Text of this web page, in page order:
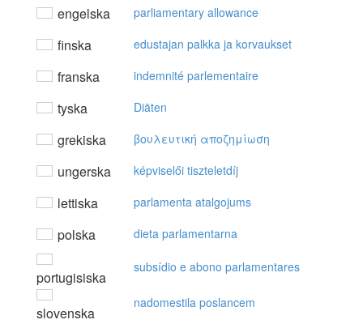
engelska parliamentary allowance
finska edustajan palkka ja korvaukset
franska indemnité parlementaire
tyska Diäten
grekiska βoυλευτική απoζημίωση
ungerska képviselői tiszteletdíj
lettiska parlamenta atalgojums
polska dieta parlamentarna
portugisiska
subsídio e abono parlamentares
slovenska
nadomestila poslancem